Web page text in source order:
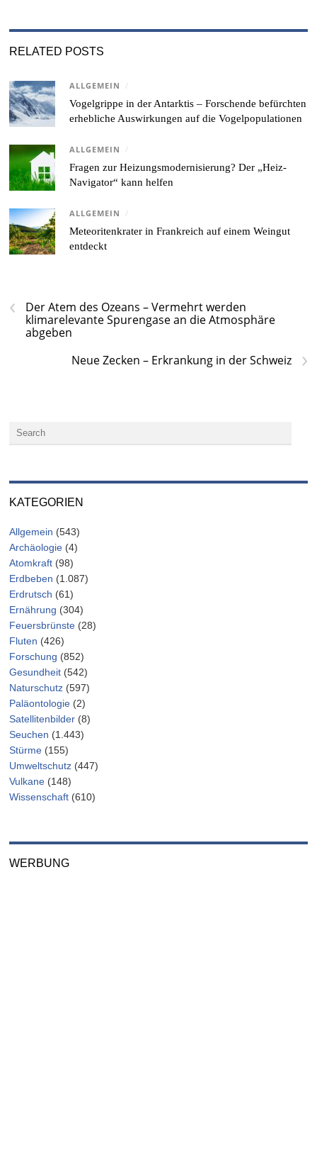
RELATED POSTS
ALLGEMEIN /
Vogelgrippe in der Antarktis – Forschende befürchten
erhebliche Auswirkungen auf die Vogelpopulationen
ALLGEMEIN /
Fragen zur Heizungsmodernisierung? Der „Heiz-
Navigator“ kann helfen
ALLGEMEIN /
Meteoritenkrater in Frankreich auf einem Weingut
entdeckt
‹
Der Atem des Ozeans – Vermehrt werden
klimarelevante Spurengase an die Atmosphäre
abgeben
›
Neue Zecken – Erkrankung in der Schweiz
KATEGORIEN
Allgemein (543)
Archäologie (4)
Atomkraft (98)
Erdbeben (1.087)
Erdrutsch (61)
Ernährung (304)
Feuersbrünste (28)
Fluten (426)
Forschung (852)
Gesundheit (542)
Naturschutz (597)
Paläontologie (2)
Satellitenbilder (8)
Seuchen (1.443)
Stürme (155)
Umweltschutz (447)
Vulkane (148)
Wissenschaft (610)
WERBUNG